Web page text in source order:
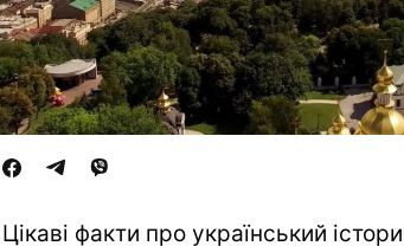
Цікаві факти про український